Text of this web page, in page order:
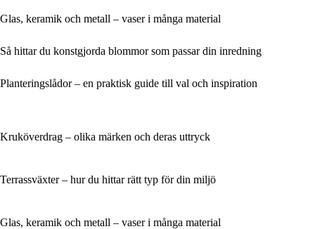
Glas, keramik och metall – vaser i många material
Så hittar du konstgjorda blommor som passar din inredning
Planteringslådor – en praktisk guide till val och inspiration
Kruköverdrag – olika märken och deras uttryck
Terrassväxter – hur du hittar rätt typ för din miljö
Glas, keramik och metall – vaser i många material